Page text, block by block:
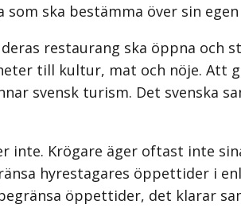
ska bestämma över sin
restaurang ska öppna och
till kultur, mat och nöje.
svensk turism. Det svenska
inte. Krögare äger oftast inte
hyrestagares öppettider i
öppettider, det klarar